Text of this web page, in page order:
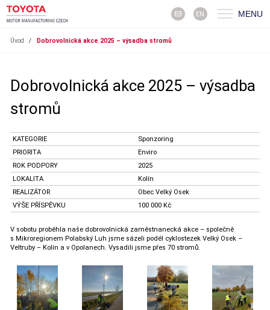
EN MENU
Úvod / Dobrovolnická akce 2025 – výsadba stromů
Dobrovolnická akce 2025 – výsadba
stromů
KATEGORIE
Sponzoring
PRIORITA
Enviro
ROK PODPORY
2025
LOKALITA
Kolín
REALIZÁTOR
Obec Velký Osek
VÝŠE PŘÍSPĚVKU
100 000 Kč
V sobotu proběhla naše dobrovolnická zaměstnanecká akce – společně
s Mikroregionem Polabský Luh jsme sázeli podél cyklostezek Velký Osek –
Veltruby – Kolín a v Opolanech. Vysadili jsme přes 70 stromů.